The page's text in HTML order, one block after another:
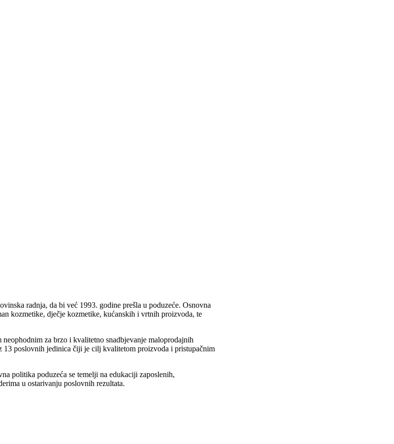
radnja, da bi već 1993. godine prešla u poduzeće. Osnovna
kozmetike, dječje kozmetike, kućanskih i vrtnih proizvoda, te
za brzo i kvalitetno snadbjevanje maloprodajnih
poslovnih jedinica čiji je cilj kvalitetom proizvoda i pristupačnim
politika poduzeća se temelji na edukaciji zaposlenih,
u ostarivanju poslovnih rezultata.